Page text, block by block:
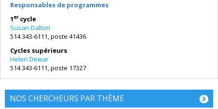
Responsables de programmes
1ercycle
Susan Dalton
514 343-6111, poste 41436
Cycles supérieurs
Helen Dewar
514 343-6111, poste 17327
NOS CHERCHEURS PAR THÈME